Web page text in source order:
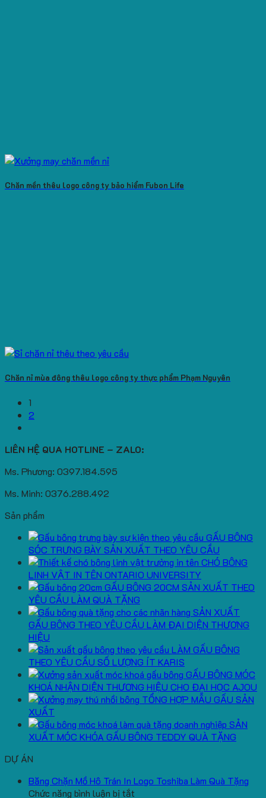
Chăn mền thêu logo công ty bảo hiểm Fubon Life
Chăn nỉ mùa đông thêu logo công ty thực phẩm Phạm Nguyên
1
2
LIÊN HỆ QUA HOTLINE – ZALO:
Ms. Phương: 0397.184.595
Ms. Minh: 0376.288.492
Sản phẩm
GẤU BÔNG
SÓC TRƯNG BÀY SẢN XUẤT THEO YÊU CẦU
CHÓ BÔNG
LINH VẬT IN TÊN ONTARIO UNIVERSITY
GẤU BÔNG 20CM SẢN XUẤT THEO
YÊU CẦU LÀM QUÀ TẶNG
SẢN XUẤT
GẤU BÔNG THEO YÊU CẦU LÀM ĐẠI DIỆN THƯƠNG
HIỆU
LÀM GẤU BÔNG
THEO YÊU CẦU SỐ LƯỢNG ÍT KARIS
GẤU BÔNG MÓC
KHOÁ NHẬN DIỆN THƯƠNG HIỆU CHO ĐẠI HỌC AJOU
TỔNG HỢP MẪU GẤU SẢN
XUẤT
SẢN
XUẤT MÓC KHÓA GẤU BÔNG TEDDY QUÀ TẶNG
DỰ ÁN
Băng Chặn Mồ Hô Trán In Logo Toshiba Làm Quà Tặng
Chức năng bình luận bị tắt